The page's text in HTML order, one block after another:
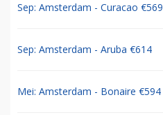
Sep: Amsterdam - Curacao €569
Sep: Amsterdam - Aruba €614
Mei: Amsterdam - Bonaire €594